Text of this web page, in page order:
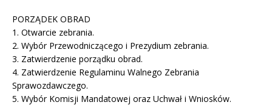
PORZĄDEK OBRAD
1. Otwarcie zebrania.
2. Wybór Przewodniczącego i Prezydium zebrania.
3. Zatwierdzenie porządku obrad.
4. Zatwierdzenie Regulaminu Walnego Zebrania
Sprawozdawczego.
5. Wybór Komisji Mandatowej oraz Uchwał i Wniosków.